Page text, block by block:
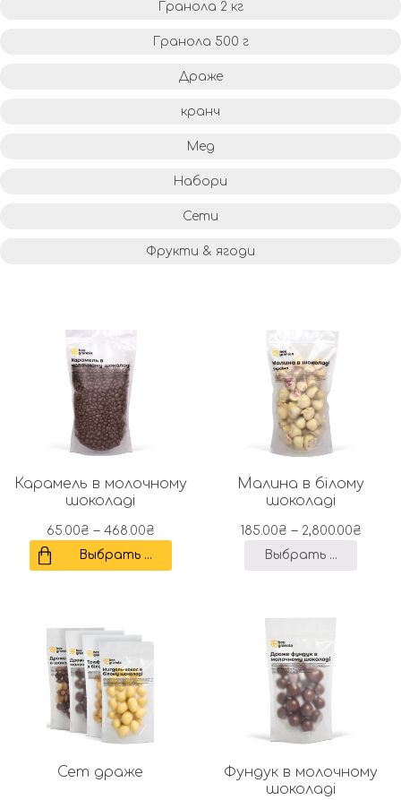
Гранола 2 кг
Гранола 500 г
Драже
кранч
Мед
Набори
Сети
Фрукти & ягоди
Карамель в молочному
шоколаді
65.00₴ – 468.00₴
Выбрать ...
Малина в білому
шоколаді
185.00₴ – 2,800.00₴
Выбрать ...
Сет драже
Фундук в молочному
шоколаді